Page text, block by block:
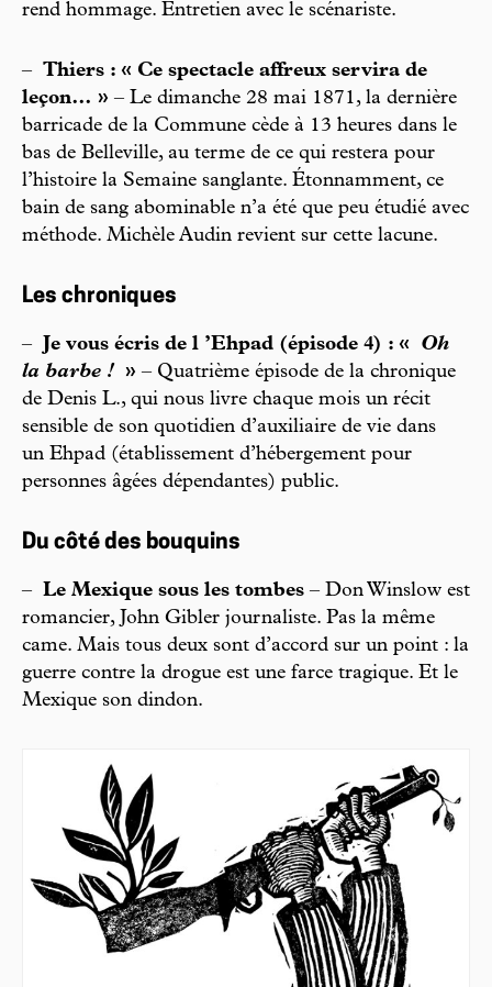
rend hommage. Entretien avec le scénariste.
– Thiers : « Ce spectacle affreux servira de
leçon… » – Le dimanche 28 mai 1871, la dernière
barricade de la Commune cède à 13 heures dans le
bas de Belleville, au terme de ce qui restera pour
l’histoire la Semaine sanglante. Étonnamment, ce
bain de sang abominable n’a été que peu étudié avec
méthode. Michèle Audin revient sur cette lacune.
Les chroniques
– Je vous écris de l ’Ehpad (épisode 4) : «
Oh
la barbe ! » – Quatrième épisode de la chronique
de Denis L., qui nous livre chaque mois un récit
sensible de son quotidien d’auxiliaire de vie dans
un Ehpad (établissement d’hébergement pour
personnes âgées dépendantes) public.
Du côté des bouquins
– Le Mexique sous les tombes – Don Winslow est
romancier, John Gibler journaliste. Pas la même
came. Mais tous deux sont d’accord sur un point : la
guerre contre la drogue est une farce tragique. Et le
Mexique son dindon.